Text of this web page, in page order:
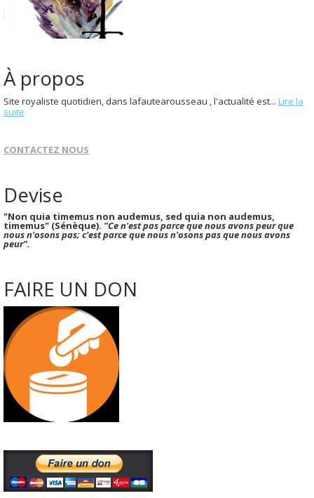
À propos
Site royaliste quotidien, dans lafautearousseau , l'actualité est... Lire la
suite
CONTACTEZ NOUS
Devise
"Non quia timemus non audemus, sed quia non audemus,
timemus" (Sénèque). "Ce n'est pas parce que nous avons peur que
nous n'osons pas; c'est parce que nous n'osons pas que nous avons
peur".
FAIRE UN DON